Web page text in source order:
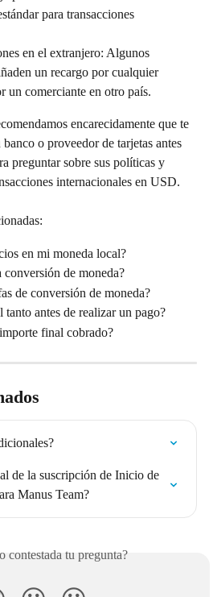
para transacciones
en el extranjero: Algunos
un recargo por cualquier
un comerciante en otro país.
encarecidamente que te
o proveedor de tarjetas antes
preguntar sobre sus políticas y
internacionales en USD.
en mi moneda local?
conversión de moneda?
de conversión de moneda?
tanto antes de realizar un pago?
final cobrado?
de la suscripción de Inicio de
Manus Team?
contestada tu pregunta?